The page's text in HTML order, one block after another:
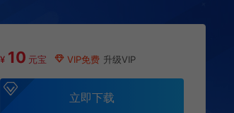
¥ 10 元宝 VIP免费 升级VIP
立即下载